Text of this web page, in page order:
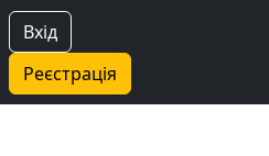
Вхід
Реєстрація